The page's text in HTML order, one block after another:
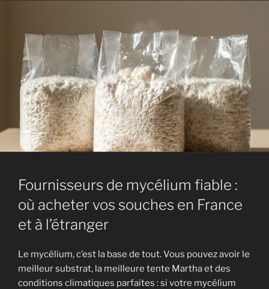
Fournisseurs de mycélium fiable :
où acheter vos souches en France
et à l’étranger
Le mycélium, c’est la base de tout. Vous pouvez avoir le
meilleur substrat, la meilleure tente Martha et des
conditions climatiques parfaites : si votre mycélium